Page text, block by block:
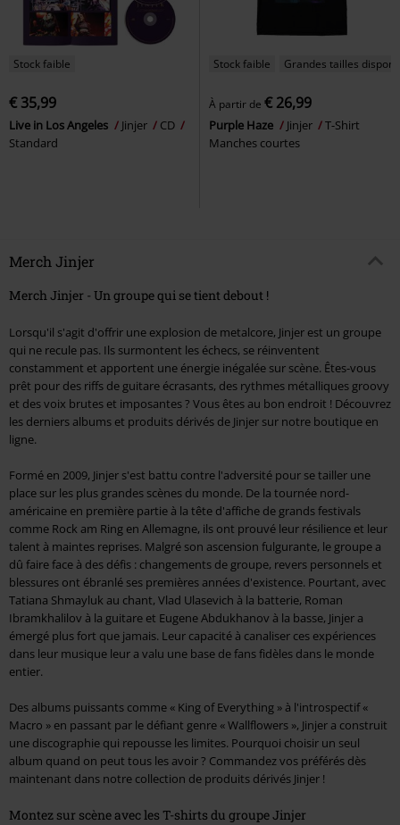
Stock faible
€ 35,99
Live in Los Angeles Jinjer
CD
Standard
Stock faible Grandes tailles
À partir de € 26,99
Purple Haze Jinjer
T-Shirt
Manches courtes
Merch Jinjer
Merch Jinjer - Un groupe qui se tient debout !
Lorsqu'il s'agit d'offrir une explosion de metalcore, Jinjer est un groupe
qui ne recule pas. Ils surmontent les échecs, se réinventent
constamment et apportent une énergie inégalée sur scène. Êtes-vous
prêt pour des riffs de guitare écrasants, des rythmes métalliques groovy
et des voix brutes et imposantes ? Vous êtes au bon endroit ! Découvrez
les derniers albums et produits dérivés de Jinjer sur notre boutique en
ligne.
Formé en 2009, Jinjer s'est battu contre l'adversité pour se tailler une
place sur les plus grandes scènes du monde. De la tournée nord-
américaine en première partie à la tête d'affiche de grands festivals
comme Rock am Ring en Allemagne, ils ont prouvé leur résilience et leur
talent à maintes reprises. Malgré son ascension fulgurante, le groupe a
dû faire face à des défis : changements de groupe, revers personnels et
blessures ont ébranlé ses premières années d'existence. Pourtant, avec
Tatiana Shmayluk au chant, Vlad Ulasevich à la batterie, Roman
Ibramkhalilov à la guitare et Eugene Abdukhanov à la basse, Jinjer a
émergé plus fort que jamais. Leur capacité à canaliser ces expériences
dans leur musique leur a valu une base de fans fidèles dans le monde
entier.
Des albums puissants comme « King of Everything » à l'introspectif «
Macro » en passant par le défiant genre « Wallflowers », Jinjer a construit
une discographie qui repousse les limites. Pourquoi choisir un seul
album quand on peut tous les avoir ? Commandez vos préférés dès
maintenant dans notre collection de produits dérivés Jinjer !
Montez sur scène avec les T-shirts du groupe Jinjer